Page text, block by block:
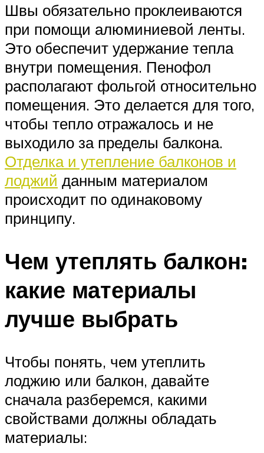
Швы обязательно проклеиваются
при помощи алюминиевой ленты.
Это обеспечит удержание тепла
внутри помещения. Пенофол
располагают фольгой относительно
помещения. Это делается для того,
чтобы тепло отражалось и не
выходило за пределы балкона.
Отделка и утепление балконов и
лоджий данным материалом
происходит по одинаковому
принципу.
Чем утеплять балкон:
какие материалы
лучше выбрать
Чтобы понять, чем утеплить
лоджию или балкон, давайте
сначала разберемся, какими
свойствами должны обладать
материалы: